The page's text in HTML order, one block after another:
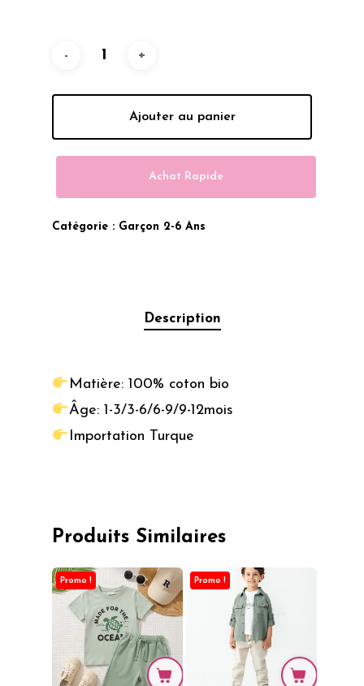
150.00 Dhs.
Ajouter au panier
Achat Rapide
Catégorie : Garçon 2-6 Ans
Description
Matière: 100% coton bio
Âge: 1-3/3-6/6-9/9-12mois
Importation Turque
Produits Similaires
Promo ! Promo !